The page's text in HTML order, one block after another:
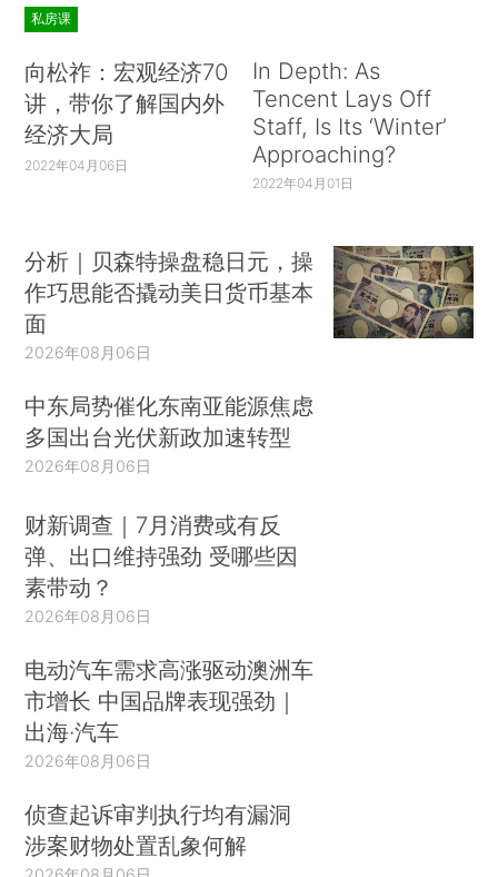
私房课
向松祚：宏观经济70
讲，带你了解国内外
经济大局
2022年04月06日
In Depth: As
Tencent Lays Off
Staff, Is Its ‘Winter’
Approaching?
2022年04月01日
分析｜贝森特操盘稳日元，操
作巧思能否撬动美日货币基本
面
2026年08月06日
中东局势催化东南亚能源焦虑
多国出台光伏新政加速转型
2026年08月06日
财新调查｜7月消费或有反
弹、出口维持强劲 受哪些因
素带动？
2026年08月06日
电动汽车需求高涨驱动澳洲车
市增长 中国品牌表现强劲｜
出海·汽车
2026年08月06日
侦查起诉审判执行均有漏洞
涉案财物处置乱象何解